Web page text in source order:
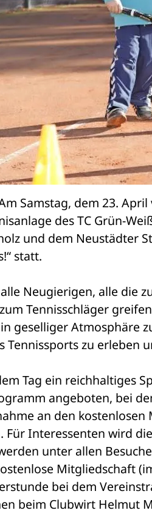
Samstag, dem 23.
des TC Grün-
und dem Neustädter
statt.
Neugierigen, alle die
Tennisschläger
geselliger Atmosphäre
Tennissports zu erleben
Tag ein reichhaltiges
angeboten, bei
an den
Für Interessenten wird
unter allen
Mitgliedschaft
bei dem
beim Clubwirt Helmut